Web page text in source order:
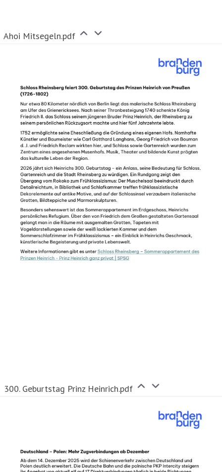
Ahoi Mitsegeln.pdf
300. Geburtstag Prinz Heinrich.pdf